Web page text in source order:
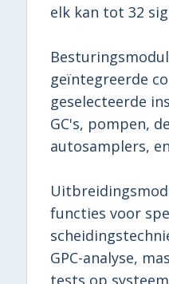
elk kan tot 32
geïntegreerde
geselecteerde
GC's, pompen,
autosamplers,
functies voor
GPC-analyse,
tests op